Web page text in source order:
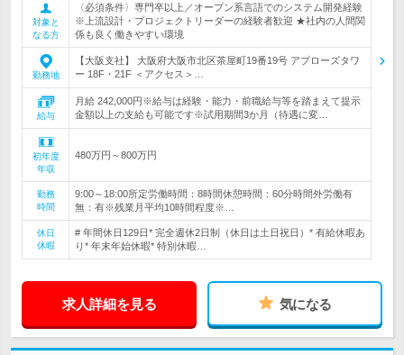
対象と
なる方
〈必須条件〉専門卒以上／オープン系言語でのシステム開発経験
※上流設計・プロジェクトリーダーの経験者歓迎 ★社内の人間関
係も良く働きやすい環境
勤務地
【大阪支社】 大阪府大阪市北区茶屋町19番19号 アプローズタワ
ー 18F・21F ＜アクセス＞…
給与
月給 242,000円※給与は経験・能力・前職給与等を踏まえて提示
金額以上の支給も可能です※試用期間3か月（待遇に変…
初年度
年収
480万円～800万円
勤務
時間
9:00～18:00所定労働時間：8時間休憩時間：60分時間外労働有
無：有※残業月平均10時間程度※…
休日
休暇
# 年間休日129日* 完全週休2日制（休日は土日祝日）* 有給休暇あ
り* 年末年始休暇* 特別休暇…
求人詳細を見る 気になる